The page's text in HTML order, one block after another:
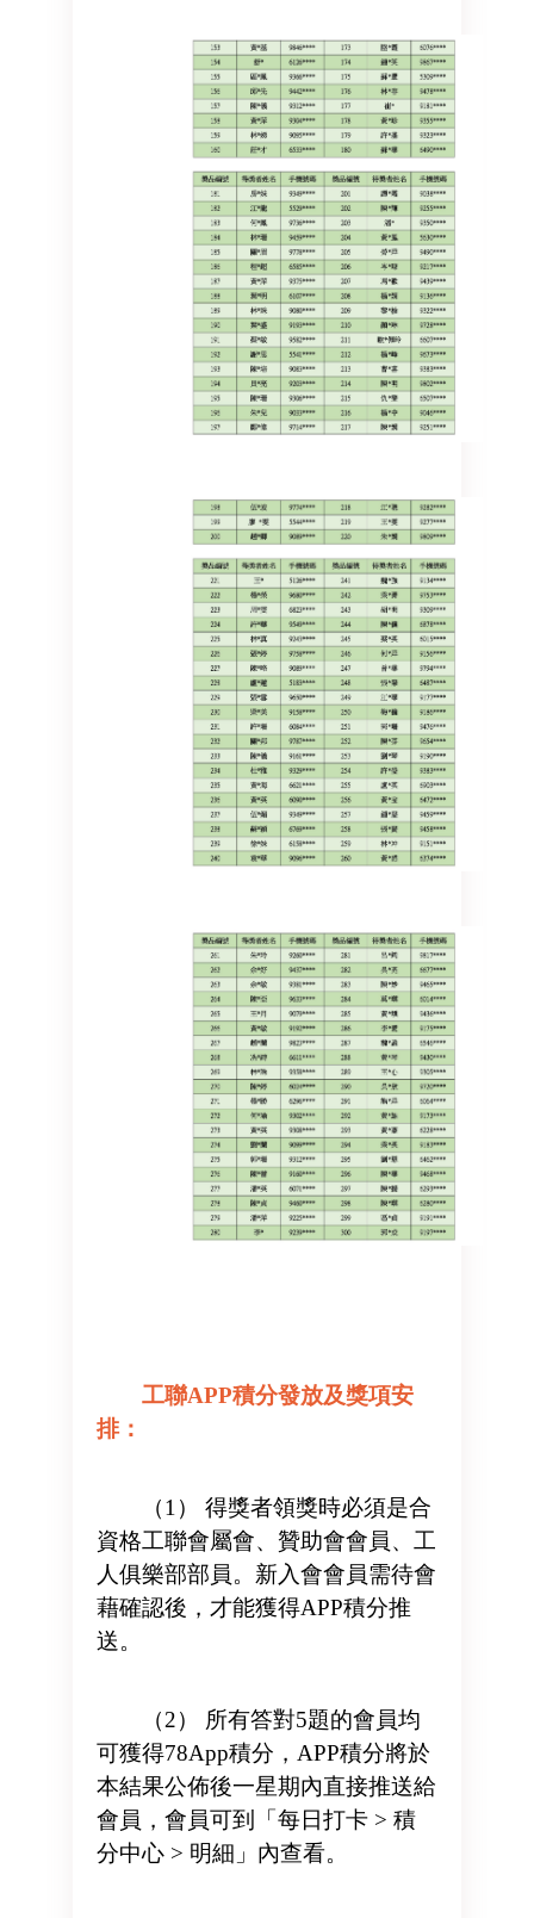
工聯APP積分發放及獎項安
排：
（1） 得獎者領獎時必須是合
資格工聯會屬會、贊助會會員、工
人俱樂部部員。新入會會員需待會
藉確認後，才能獲得APP積分推
送。
（2） 所有答對5題的會員均
可獲得78App積分，APP積分將於
本結果公佈後一星期內直接推送給
會員，會員可到「每日打卡 > 積
分中心 > 明細」內查看。